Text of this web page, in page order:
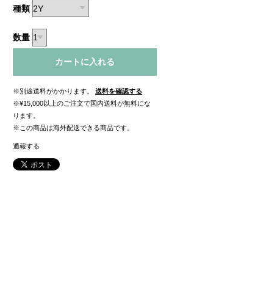
種類
数量
カートに入れる
※別途送料がかかります。
送料を確認する
※¥15,000以上のご注文で国内送料が無料にな
ります。
※この商品は海外配送できる商品です。
通報する